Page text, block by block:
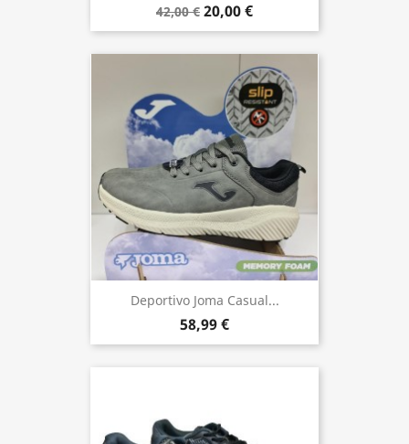
42,00 € 20,00 €
Deportivo Joma Casual...
58,99 €